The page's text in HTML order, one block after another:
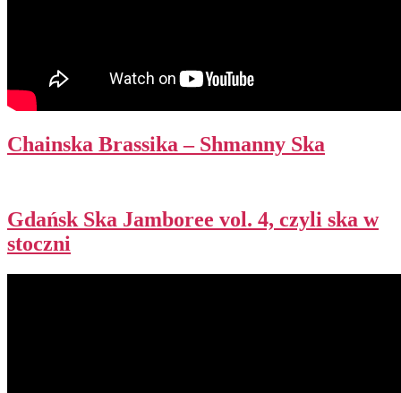
Chainska Brassika – Shmanny Ska
Gdańsk Ska Jamboree vol. 4, czyli ska w
stoczni